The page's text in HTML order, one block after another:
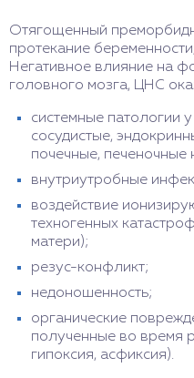
Отягощенный
протекание
Негативное влияние на
головного мозга, ЦНС
системные патологии
сосудистые,
почечные, печеночные
внутриутробные
воздействие
техногенных
матери);
резус-конфликт;
недоношенность;
органические
полученные во время
гипоксия, асфиксия).